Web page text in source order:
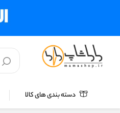
دسته بندی های کالا